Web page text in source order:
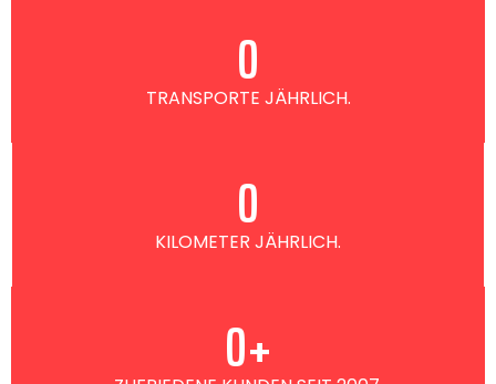
TRANSPORTE JÄHRLICH.
0
KILOMETER JÄHRLICH.
0
0+